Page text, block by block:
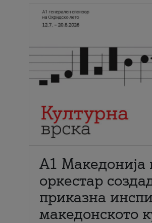
А1 Македонија
оркестар
приказна
македонското